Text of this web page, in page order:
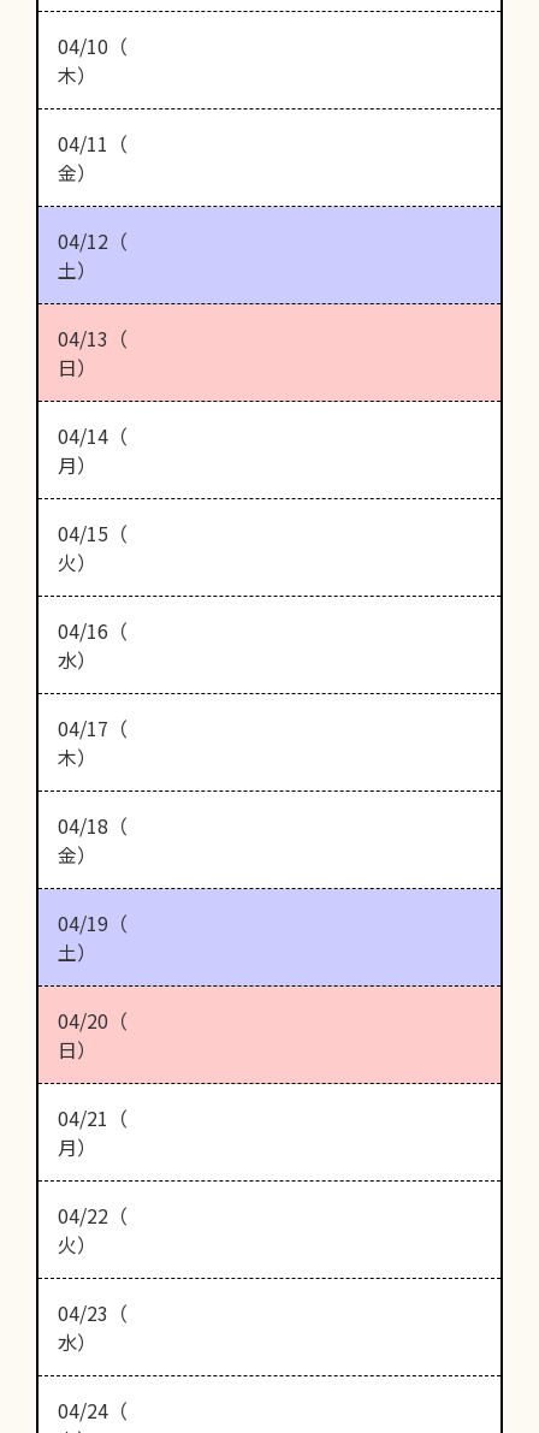
04/10（
木）
04/11（
金）
04/12（
土）
04/13（
日）
04/14（
月）
04/15（
火）
04/16（
水）
04/17（
木）
04/18（
金）
04/19（
土）
04/20（
日）
04/21（
月）
04/22（
火）
04/23（
水）
04/24（